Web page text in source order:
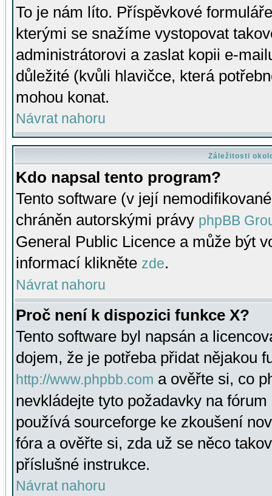
To je nám líto. Příspěvkové
kterými se snažíme vystopovat
administrátorovi a zaslat kopii e-
důležité (kvůli hlavičce, která
mohou konat.
Návrat nahoru
Záležitosti
Kdo napsal tento program?
Tento software (v její
chráněn autorskými právy phpBB
General Public Licence a může být
informací klikněte zde.
Návrat nahoru
Proč není k dispozici funkce X?
Tento software byl napsán a
dojem, že je potřeba přidat nějakou
http://www.phpbb.com a ověřte si, co
nevkládejte tyto požadavky na
používá sourceforge ke zkoušení
fóra a ověřte si, zda už se něco
příslušné instrukce.
Návrat nahoru